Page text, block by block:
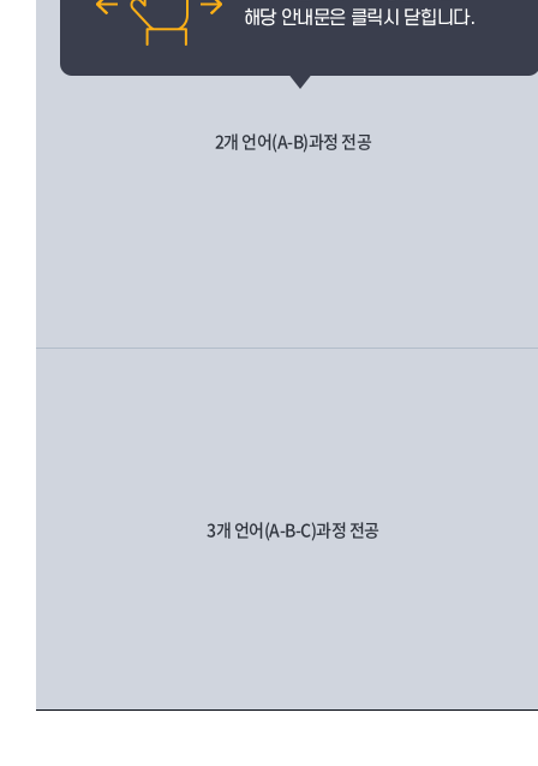
2개 언어(A-B)과정 전공
3개 언어(A-B-C)과정 전공